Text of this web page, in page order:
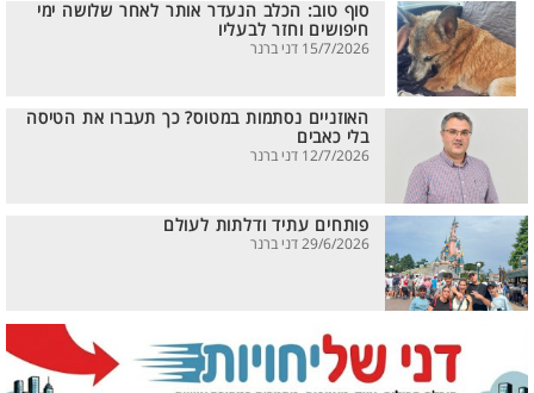
סוף טוב: הכלב הנעדר אותר לאחר שלושה ימי
חיפושים וחזר לבעליו
15/7/2026 דני ברנר
האוזניים נסתמות במטוס? כך תעברו את הטיסה
בלי כאבים
12/7/2026 דני ברנר
פותחים עתיד ודלתות לעולם
29/6/2026 דני ברנר